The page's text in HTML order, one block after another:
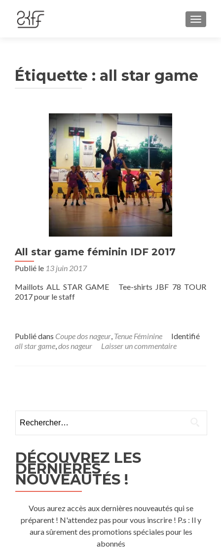
Étiquette : all star game
All star game féminin IDF 2017
Publié le 13 juin 2017
Maillots ALL STAR GAME Tee-shirts JBF 78 TOUR
2017 pour le staff
Publié dans Coupe dos nageur, Tenue Féminine
Identifié
all star game,dos nageur Laisser un commentaire
navigation
DÉCOUVREZ LES
DERNIÈRES
NOUVEAUTÉS !
Vous aurez accès aux dernières nouveautés qui se
préparent ! N'attendez pas pour vous inscrire ! P.s : Il y
aura sûrement des promotions spéciales pour les
abonnés